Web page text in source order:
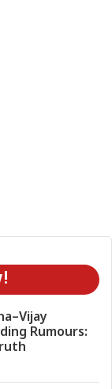
Rumours: